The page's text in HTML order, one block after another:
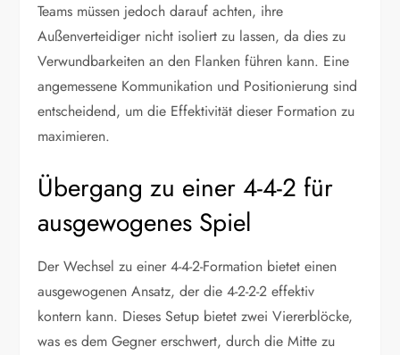
Teams müssen jedoch darauf achten, ihre
Außenverteidiger nicht isoliert zu lassen, da dies zu
Verwundbarkeiten an den Flanken führen kann. Eine
angemessene Kommunikation und Positionierung sind
entscheidend, um die Effektivität dieser Formation zu
maximieren.
Übergang zu einer 4-4-2 für
ausgewogenes Spiel
Der Wechsel zu einer 4-4-2-Formation bietet einen
ausgewogenen Ansatz, der die 4-2-2-2 effektiv
kontern kann. Dieses Setup bietet zwei Viererblöcke,
was es dem Gegner erschwert, durch die Mitte zu